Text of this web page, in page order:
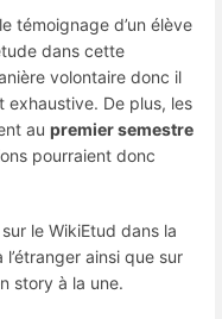
témoignage d’un élève
dans cette
volontaire donc il
exhaustive. De plus, les
au premier semestre
pourraient donc
le WikiEtud dans la
ainsi que sur
story à la une.